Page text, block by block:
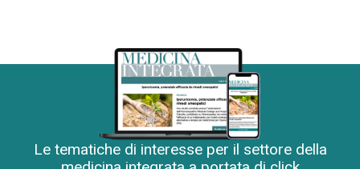
Le tematiche di interesse per il settore della